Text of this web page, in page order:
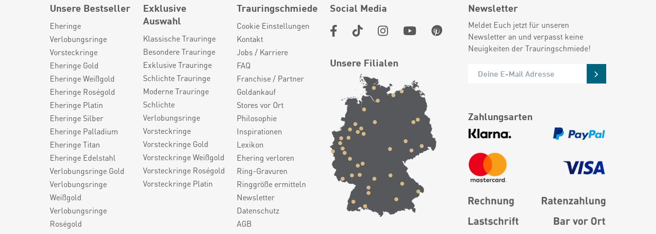
Unsere Bestseller
Eheringe
Verlobungsringe
Vorsteckringe
Eheringe Gold
Eheringe Weißgold
Eheringe Roségold
Eheringe Platin
Eheringe Silber
Eheringe Palladium
Eheringe Titan
Eheringe Edelstahl
Verlobungsringe Gold
Verlobungsringe
Weißgold
Verlobungsringe
Roségold
Exklusive
Auswahl
Klassische Trauringe
Besondere Trauringe
Exklusive Trauringe
Schlichte Trauringe
Moderne Trauringe
Schlichte
Verlobungsringe
Vorsteckringe
Vorsteckringe Gold
Vorsteckringe Weißgold
Vorsteckringe Roségold
Vorsteckringe Platin
Trauringschmiede
Cookie Einstellungen
Kontakt
Jobs / Karriere
FAQ
Franchise / Partner
Goldankauf
Stores vor Ort
Philosophie
Inspirationen
Lexikon
Ehering verloren
Ring-Gravuren
Ringgröße ermitteln
Newsletter
Datenschutz
AGB
Social Media
Unsere Filialen
Newsletter
Meldet Euch jetzt für unseren
Newsletter an und verpasst keine
Neuigkeiten der Trauringschmiede!
Zahlungsarten